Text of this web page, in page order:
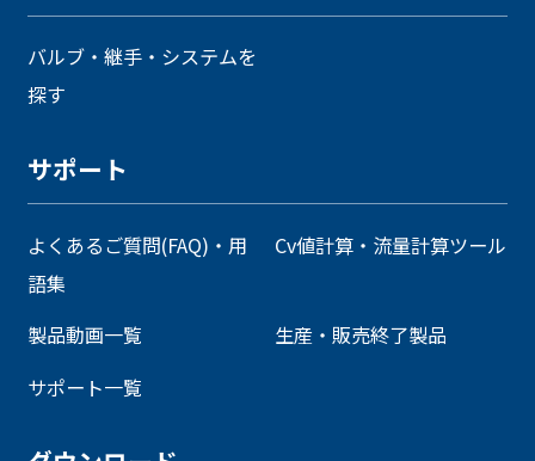
バルブ・継手・システムを
探す
サポート
よくあるご質問(FAQ)・用
語集
Cv値計算・流量計算ツール
製品動画一覧
生産・販売終了製品
サポート一覧